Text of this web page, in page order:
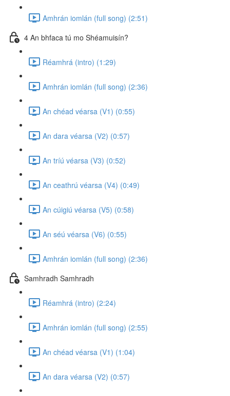
Amhrán iomlán (full song) (2:51)
4 An bhfaca tú mo Shéamuisín?
Réamhrá (intro) (1:29)
Amhrán iomlán (full song) (2:36)
An chéad véarsa (V1) (0:55)
An dara véarsa (V2) (0:57)
An tríú véarsa (V3) (0:52)
An ceathrú véarsa (V4) (0:49)
An cúigiú véarsa (V5) (0:58)
An séú véarsa (V6) (0:55)
Amhrán iomlán (full song) (2:36)
Samhradh Samhradh
Réamhrá (intro) (2:24)
Amhrán iomlán (full song) (2:55)
An chéad véarsa (V1) (1:04)
An dara véarsa (V2) (0:57)